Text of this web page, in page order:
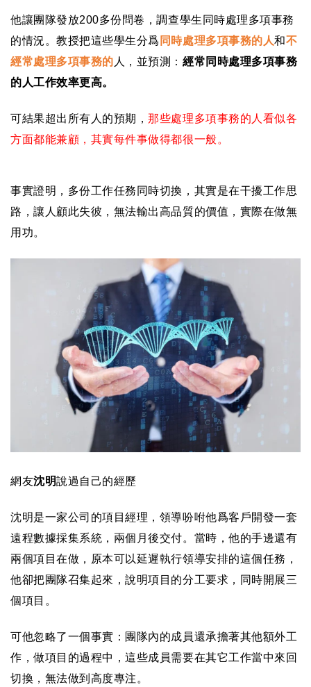
他讓團隊發放200多份問卷，調查學生同時處理多項事務
的情況。教授把這些學生分爲 同時處理多項事務的人和不
經常處理多項事務的人，並預測：經常同時處理多項事務
的人工作效率更高。
可結果超出所有人的預期，那些處理多項事務的人看似各
方面都能兼顧，其實每件事做得都很一般。
事實證明，多份工作任務同時切換，其實是在干擾工作思
路，讓人顧此失彼，無法輸出高品質的價值，實際在做無
用功。
網友沈明說過自己的經歷
沈明是一家公司的項目經理，領導吩咐他爲客戶開發一套
遠程數據採集系統，兩個月後交付。當時，他的手邊還有
兩個項目在做，原本可以延遲執行領導安排的這個任務，
他卻把團隊召集起來，說明項目的分工要求，同時開展三
個項目。
可他忽略了一個事實：團隊內的成員還承擔著其他額外工
作，做項目的過程中，這些成員需要在其它工作當中來回
切換，無法做到高度專注。